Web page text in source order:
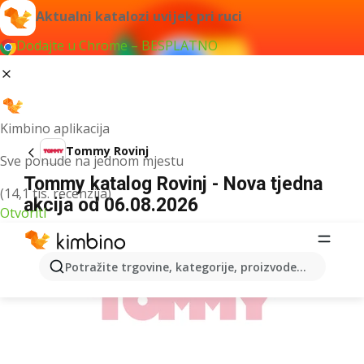
Aktualni katalozi uvijek pri ruci
Dodajte u Chrome – BESPLATNO
Kimbino aplikacija
Sve ponude na jednom mjestu
(14,1 tis. recenzija)
Otvoriti
Potražite trgovine, kategorije, proizvode...
Tommy Rovinj
Tommy katalog Rovinj - Nova tjedna
akcija od 06.08.2026